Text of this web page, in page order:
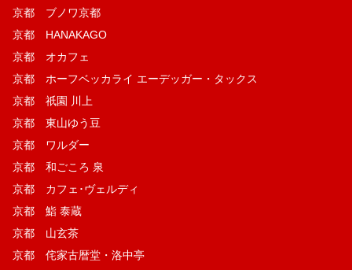
京都 ブノワ京都
京都 HANAKAGO
京都 オカフェ
京都 ホーフベッカライ エーデッガー・タックス
京都 祇園 川上
京都 東山ゆう豆
京都 ワルダー
京都 和ごころ 泉
京都 カフェ･ヴェルディ
京都 鮨 泰蔵
京都 山玄茶
京都 侘家古暦堂・洛中亭